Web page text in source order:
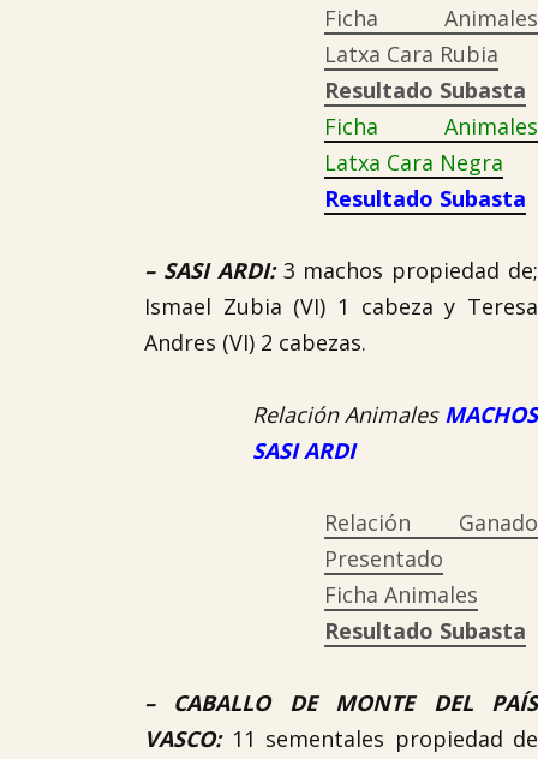
Ficha Animales
Latxa Cara Rubia
Resultado Subasta
Ficha Animales
Latxa Cara Negra
Resultado Subasta
– SASI ARDI:3 machos propiedad de;
Ismael Zubia (VI) 1 cabeza y Teresa
Andres (VI) 2 cabezas.
Relación Animales MACHOS
SASI ARDI
Relación Ganado
Presentado
Ficha Animales
Resultado Subasta
– CABALLO DE MONTE DEL PAÍS
VASCO:11 sementales propiedad de